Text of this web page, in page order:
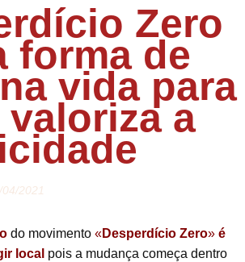
Zero
forma de
vida para
valoriza a
04/2021
do movimento «Desperdício Zero» é
local pois a mudança começa dentro